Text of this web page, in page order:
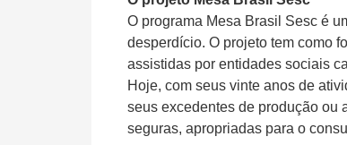
O programa Mesa Brasil Sesc é
desperdício. O projeto tem como
assistidas por entidades sociais
Hoje, com seus vinte anos de
seus excedentes de produção ou
seguras, apropriadas para o